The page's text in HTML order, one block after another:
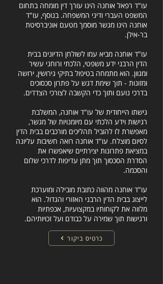
עו"ד רפאל אוחנה הינו עורך דין מומחה בתחום
המשפט העברי ודיני המשפחה. בנוסף, עו"ד
אוחנה הינו מגשר מוסמך מטעם אוניברסיטת
בר-אילן.
עו"ד אוחנה מביא עמו לשולחן הדיונים בבית
הדין הרבני ידע משפטי, הלכתי ורוחני עשיר
ומגוון. הוא מתמחה בטיפול בתיקי גירושין, ירושה
ומזונות - תוך שימת דגש על פתרון סכסוכים
בדרכי נועם ותוך כדי הקשבה לצורכי הצדדים.
גישתו הייחודית של עו"ד אוחנה, המשלבת
רגישות וידע הלכתי עם מיומנויות של מגשר,
מאפשרת לו להוביל תהליכים מורכבים בבית הדין
לסיום מוצלח. עו"ד אוחנה רואה חשיבות עליונה
במציאת פתרונות יצירתיים שיאפשרו את
הסדרת הסכסוך תוך מתן עדיפות לדרכי שלום
והסכמה.
עו"ד אוחנה מהווה כתובת מובילה ומוערכת
לייצוג בבית הדין הרבני האזורי והגדול. הוא
מלווה את לקוחותיו במקצועיות, אכפתיות
ורגישות תוך שמירה על כבודם ועל זכויותיהם.
כרטיס ביקור